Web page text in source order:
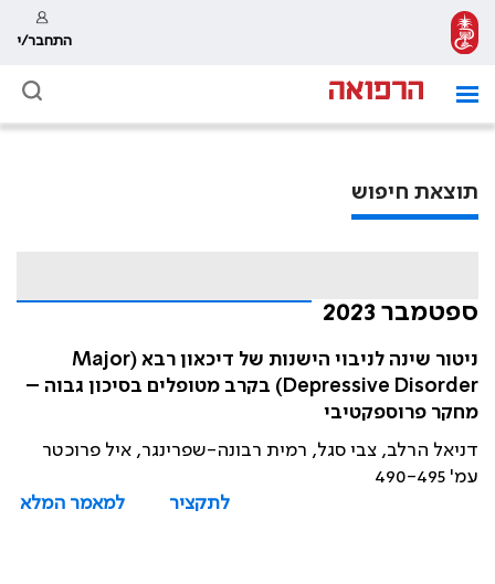
התחבר/י
תוצאת חיפוש
ספטמבר 2023
ניטור שינה לניבוי הישנות של דיכאון רבא (Major
Depressive Disorder) בקרב מטופלים בסיכון גבוה –
מחקר פרוספקטיבי
דניאל הרלב, צבי סגל, רמית רבונה-שפרינגר, איל פרוכטר
עמ' 490-495
לתקציר
למאמר המלא